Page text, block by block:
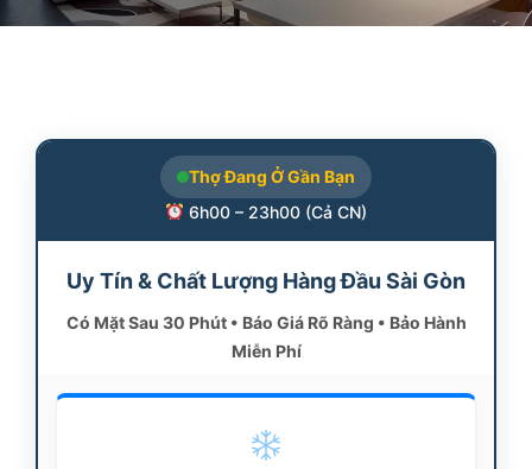
Thợ Đang Ở Gần Bạn
6h00 – 23h00 (Cả CN)
Uy Tín & Chất Lượng Hàng Đầu Sài Gòn
Có Mặt Sau 30 Phút • Báo Giá Rõ Ràng • Bảo Hành
Miễn Phí